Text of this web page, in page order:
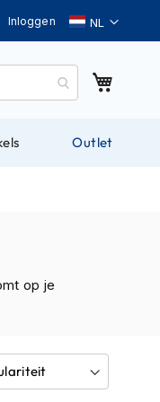
Taal
Inloggen
Outlet
op je